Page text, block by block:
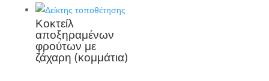
Κοκτείλ
αποξηραμένων
φρούτων με
ζάχαρη (κομμάτια)